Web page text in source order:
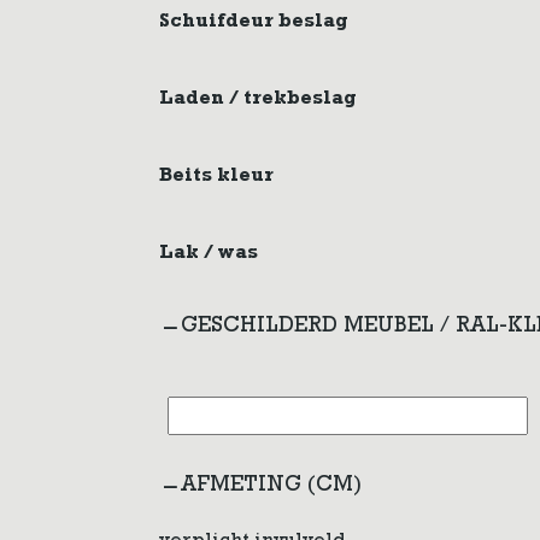
Schuifdeur beslag
Laden / trekbeslag
Beits kleur
Lak / was
GESCHILDERD MEUBEL / RAL-
AFMETING (CM)